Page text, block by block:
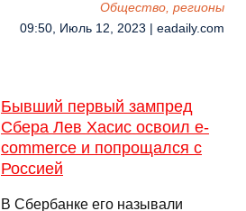
Общество, регионы
09:50, Июль 12, 2023 | eadaily.com
Бывший первый зампред
Сбера Лев Хасис освоил e-
commerce и попрощался с
Россией
В Сбербанке его называли